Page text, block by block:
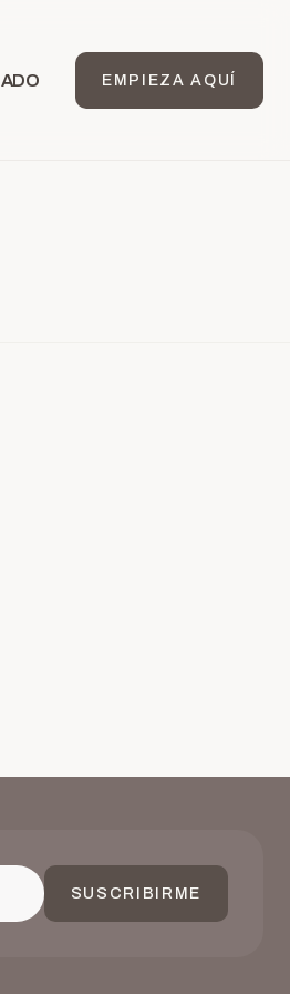
EMPIEZA AQUÍ
SUSCRIBIRME